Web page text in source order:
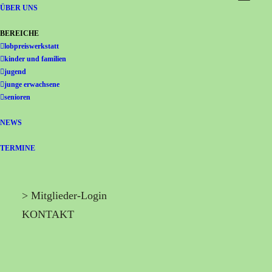
Gemeinschaft Immanuel
ÜBER UNS
BEREICHE
lobpreiswerkstatt
kinder und familien
jugend
junge erwachsene
senioren
NEWS
TERMINE
> Mitglieder-Login
KONTAKT